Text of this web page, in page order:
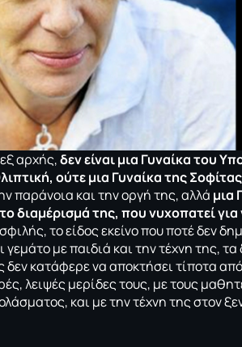
αρχής,δεν είναι μια Γυναίκα του
ούτε μια Γυναίκα της
παράνοια και την οργή της, αλλά μια
διαμέρισμά της, που νυχοπατεί για
το είδος εκείνο που ποτέ δεν
γεμάτο με παιδιά και την τέχνη της,
δεν κατάφερε να αποκτήσει τίποτα
λειψές μερίδες τους, με τους
και με την τέχνη της στον